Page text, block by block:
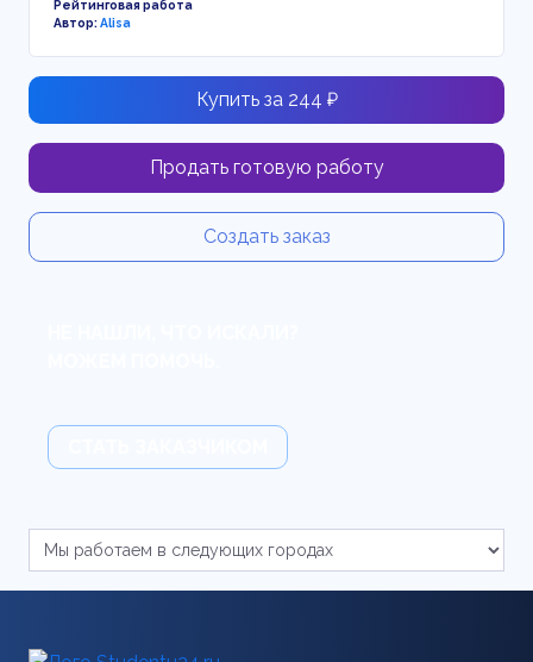
Рейтинговая работа
Автор:Alisa
Купить за 244 ₽
Продать готовую работу
Создать заказ